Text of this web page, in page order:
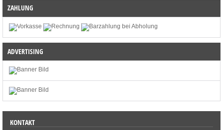
ZAHLUNG
ADVERTISING
KONTAKT